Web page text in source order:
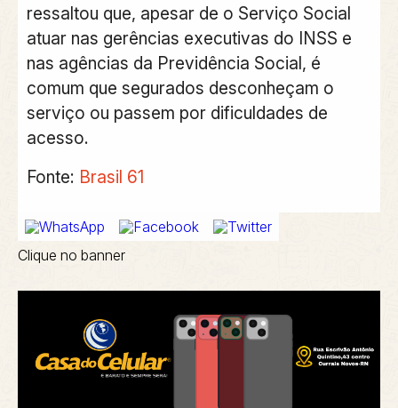
ressaltou que, apesar de o Serviço Social
atuar nas gerências executivas do INSS e
nas agências da Previdência Social, é
comum que segurados desconheçam o
serviço ou passem por dificuldades de
acesso.
Fonte: Brasil 61
Clique no banner